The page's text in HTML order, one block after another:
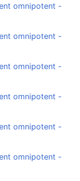
omnipotent -
omnipotent -
omnipotent -
omnipotent -
omnipotent -
omnipotent -